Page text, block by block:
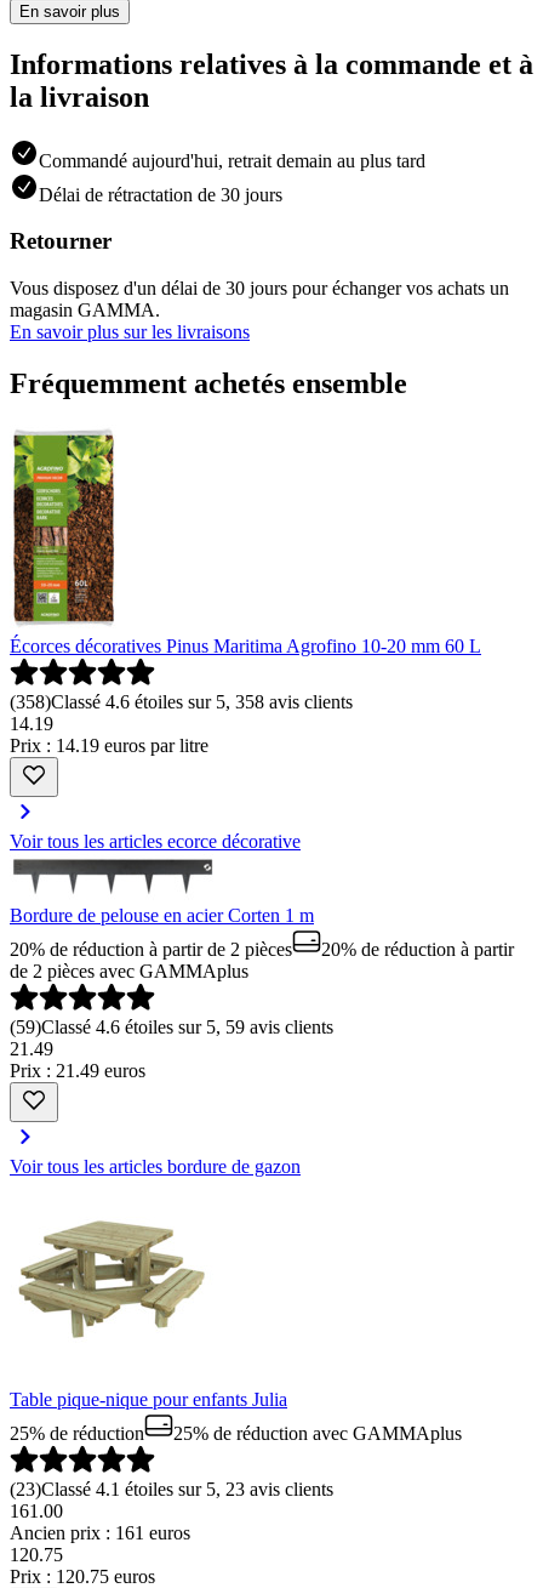
En savoir plus
Informations relatives à la commande et à
la livraison
Commandé aujourd'hui, retrait demain au plus tard
Délai de rétractation de 30 jours
Retourner
Vous disposez d'un délai de 30 jours pour échanger vos achats un
magasin GAMMA.
En savoir plus sur les livraisons
Fréquemment achetés ensemble
Écorces décoratives Pinus Maritima Agrofino 10-20 mm 60 L
(358)Classé 4.6 étoiles sur 5, 358 avis clients
14.19
Prix : 14.19 euros par litre
Voir tous les articles ecorce décorative
Bordure de pelouse en acier Corten 1 m
20% de réduction à partir de 2 pièces
20% de réduction à partir
de 2 pièces avec GAMMAplus
(59)Classé 4.6 étoiles sur 5, 59 avis clients
21 .49
Prix : 21.49 euros
Voir tous les articles bordure de gazon
Table pique-nique pour enfants Julia
25% de réduction
25% de réduction avec GAMMAplus
(23)Classé 4.1 étoiles sur 5, 23 avis clients
161.00
Ancien prix : 161 euros
120.75
Prix : 120.75 euros